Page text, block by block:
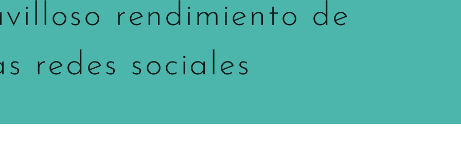
rendimiento de
redes sociales